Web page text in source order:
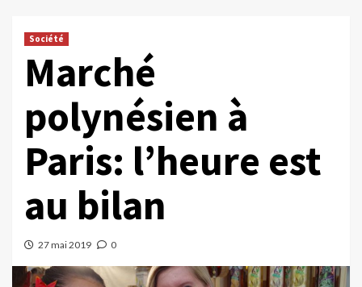
Société
Marché
polynésien à
Paris: l’heure est
au bilan
27 mai 2019 0